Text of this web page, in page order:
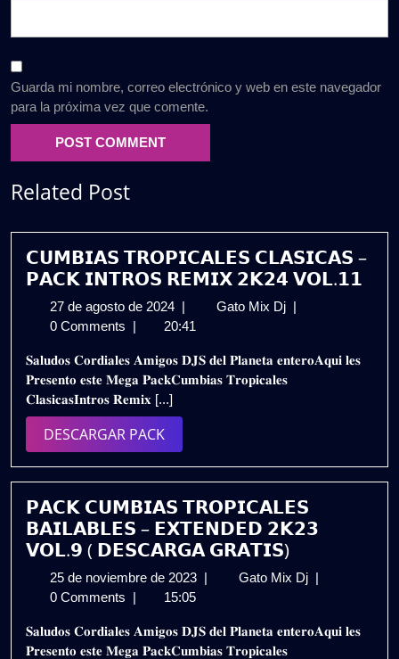
Guarda mi nombre, correo electrónico y web en este navegador
para la próxima vez que comente.
Related Post
𝗖𝗨𝗠𝗕𝗜𝗔𝗦 𝗧𝗥𝗢𝗣𝗜𝗖𝗔𝗟𝗘𝗦 𝗖𝗟𝗔𝗦𝗜𝗖𝗔𝗦 –
𝗣𝗔𝗖𝗞 𝗜𝗡𝗧𝗥𝗢𝗦 𝗥𝗘𝗠𝗜𝗫 𝟮𝗞𝟮𝟰 𝗩𝗢𝗟.𝟭𝟭
27 de agosto de 2024 27
de
de
2024
| Gato Mix Dj 𝗖𝗨𝗠𝗕𝗜𝗔𝗦
–
|
0 Comments | 20:41
𝐒𝐚𝐥𝐮𝐝𝐨𝐬 𝐂𝐨𝐫𝐝𝐢𝐚𝐥𝐞𝐬 𝐀𝐦𝐢𝐠𝐨𝐬 𝐃𝐉𝐒 𝐝𝐞𝐥 𝐏𝐥𝐚𝐧𝐞𝐭𝐚 𝐞𝐧𝐭𝐞𝐫𝐨𝐀𝐪𝐮𝐢 𝐥𝐞𝐬
𝐏𝐫𝐞𝐬𝐞𝐧𝐭𝐨 𝐞𝐬𝐭𝐞 𝐌𝐞𝐠𝐚 𝐏𝐚𝐜𝐤𝐂𝐮𝐦𝐛𝐢𝐚𝐬 𝐓𝐫𝐨𝐩𝐢𝐜𝐚𝐥𝐞𝐬
𝐂𝐥𝐚𝐬𝐢𝐜𝐚𝐬𝐈𝐧𝐭𝐫𝐨𝐬 𝐑𝐞𝐦𝐢𝐱 [...]
DESCARGAR PACKDESCARGAR
PACK
𝗣𝗔𝗖𝗞 𝗖𝗨𝗠𝗕𝗜𝗔𝗦 𝗧𝗥𝗢𝗣𝗜𝗖𝗔𝗟𝗘𝗦
𝗕𝗔𝗜𝗟𝗔𝗕𝗟𝗘𝗦 – 𝗘𝗫𝗧𝗘𝗡𝗗𝗘𝗗 𝟮𝗞𝟮𝟯
𝗩𝗢𝗟.𝟵 ( 𝗗𝗘𝗦𝗖𝗔𝗥𝗚𝗔 𝗚𝗥𝗔𝗧𝗜𝗦)
25 de noviembre de 2023 25
de
2023
| Gato Mix Dj 𝗣𝗔𝗖𝗞
𝗕𝗔𝗜𝗟𝗔𝗕𝗟𝗘𝗦
|
0 Comments | 15:05
𝐒𝐚𝐥𝐮𝐝𝐨𝐬 𝐂𝐨𝐫𝐝𝐢𝐚𝐥𝐞𝐬 𝐀𝐦𝐢𝐠𝐨𝐬 𝐃𝐉𝐒 𝐝𝐞𝐥 𝐏𝐥𝐚𝐧𝐞𝐭𝐚 𝐞𝐧𝐭𝐞𝐫𝐨𝐀𝐪𝐮𝐢 𝐥𝐞𝐬
𝐏𝐫𝐞𝐬𝐞𝐧𝐭𝐨 𝐞𝐬𝐭𝐞 𝐌𝐞𝐠𝐚 𝐏𝐚𝐜𝐤𝐂𝐮𝐦𝐛𝐢𝐚𝐬 𝐓𝐫𝐨𝐩𝐢𝐜𝐚𝐥𝐞𝐬